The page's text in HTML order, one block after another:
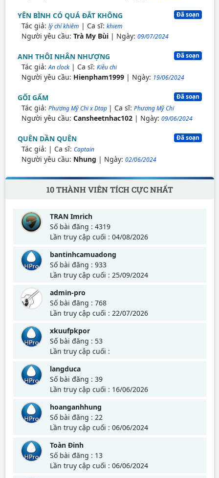
YÊN BÌNH CÓ QUÁ ĐẮT KHÔNG Đã soạn
Tác giả: lý chí khiêm | Ca sĩ: khiem
Người yêu cầu: Trà My Bùi| Ngày: 09/07/2024
ANH THÔI NHÂN NHƯỢNG Đã soạn
Tác giả: An clock| Ca sĩ: Kiều chi
Người yêu cầu: Hienpham1999| Ngày: 19/06/2024
GỐI GẤM Đã soạn
Tác giả: Phương Mỹ Chi x Dtap | Ca sĩ: Phương Mỹ Chi
Người yêu cầu: Cansheetnhac102| Ngày: 09/06/2024
QUÊN DẦN QUÊN Đã soạn
Tác giả: | Ca sĩ: Captain
Người yêu cầu: Nhung | Ngày: 02/06/2024
10 THÀNH VIÊN TÍCH CỰC NHẤT
TRAN Imrich
Số bài đăng : 4319
Lần truy cập cuối : 04/08/2026
bantinhcamuadong
Số bài đăng : 933
Lần truy cập cuối : 25/09/2024
admin-pro
Số bài đăng : 768
Lần truy cập cuối : 22/07/2026
xkuufpkpor
Số bài đăng : 53
Lần truy cập cuối :
langduca
Số bài đăng : 39
Lần truy cập cuối : 16/06/2026
hoanganhhung
Số bài đăng : 22
Lần truy cập cuối : 06/06/2024
Toàn Đinh
Số bài đăng : 13
Lần truy cập cuối : 06/06/2024